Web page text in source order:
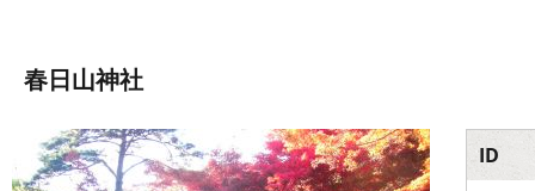
春日山神社
ID